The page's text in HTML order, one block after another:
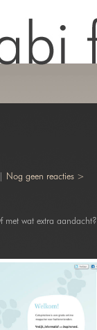
Nog geen reacties >
met wat extra aandacht?